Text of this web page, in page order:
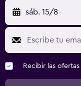
sáb. 15/8
Recibir las